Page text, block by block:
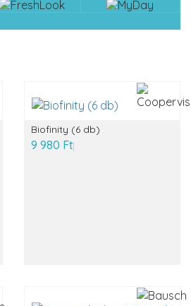
Biofinity (6 db)
9 980 Ft